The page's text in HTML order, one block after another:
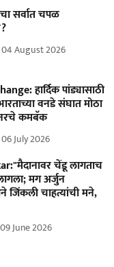
सर्वात चपळ
04 August 2026
हार्दिक पांड्यासाठी
वनडे संघात मोठा
कमबॅक
06 July 2026
चेंडू लागताच
मग अर्जुन
जिंकली चाहत्यांची मने,
09 June 2026